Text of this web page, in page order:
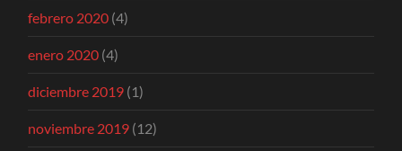
febrero 2020 (4)
enero 2020 (4)
diciembre 2019 (1)
noviembre 2019 (12)